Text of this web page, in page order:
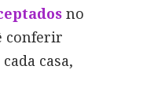
no
conferir
casa,